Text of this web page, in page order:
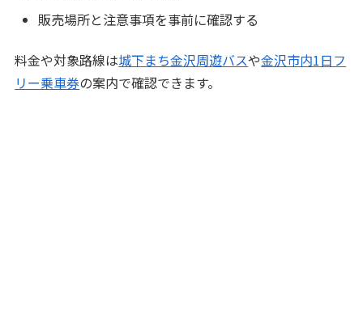
販売場所と注意事項を事前に確認する
料金や対象路線は城下まち金沢周遊バスや金沢市内1日フ
リー乗車券の案内で確認できます。